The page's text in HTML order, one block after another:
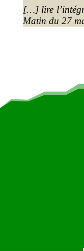
[…] lire
Matin du 27